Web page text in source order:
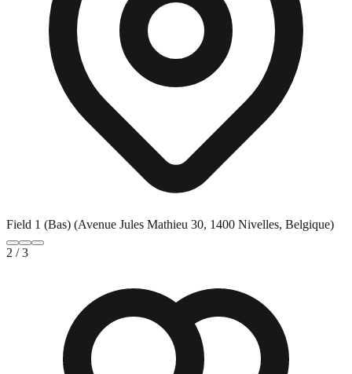
Field 1 (Bas) (Avenue Jules Mathieu 30, 1400 Nivelles, Belgique)
2 /3